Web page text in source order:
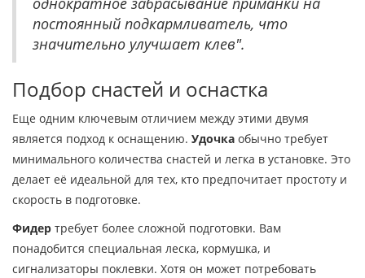
постоянный подкармливатель, что
значительно улучшает клев".
Подбор снастей и оснастка
Еще одним ключевым отличием между этими двумя
является подход к оснащению. Удочка обычно требует
минимального количества снастей и легка в установке. Это
делает её идеальной для тех, кто предпочитает простоту и
скорость в подготовке.
Фидер требует более сложной подготовки. Вам
понадобится специальная леска, кормушка, и
сигнализаторы поклевки. Хотя он может потребовать